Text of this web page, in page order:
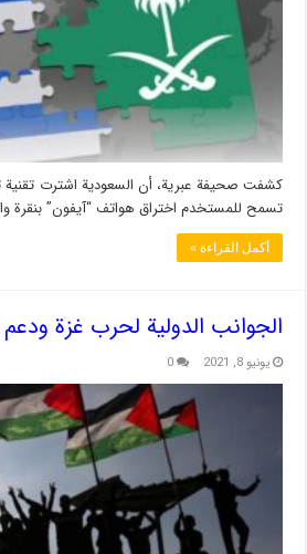
كشفت صحيفة عبرية، أن السعودية اشترت
تسمح للمستخدم اختراق هواتف “آيفون” بنقرة
أكمل القراءة »
الجوانب الدولية لحرب غزة
يونيو 8, 2021 0